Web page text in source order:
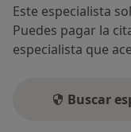
Este especialista
Puedes pagar la
especialista que
Buscar